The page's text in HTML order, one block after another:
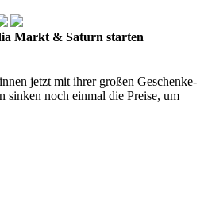
Markt & Saturn starten
jetzt mit ihrer großen Geschenke­
sinken noch einmal die Preise, um